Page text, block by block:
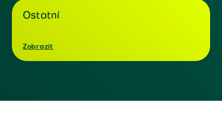
Ostatní
Zobrazit